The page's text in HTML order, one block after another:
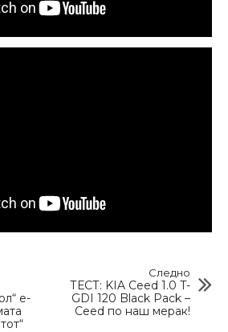
e-
Следно
ТЕСТ: KIA Ceed 1.0 T-
GDI 120 Black Pack –
Ceed по наш мерак!